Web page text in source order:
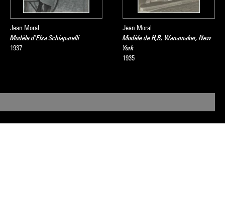
Jean Moral
Modèle d'Elsa Schiaparelli
1937
Jean Moral
Modèle de H,B, Wanamaker, New
York
1935